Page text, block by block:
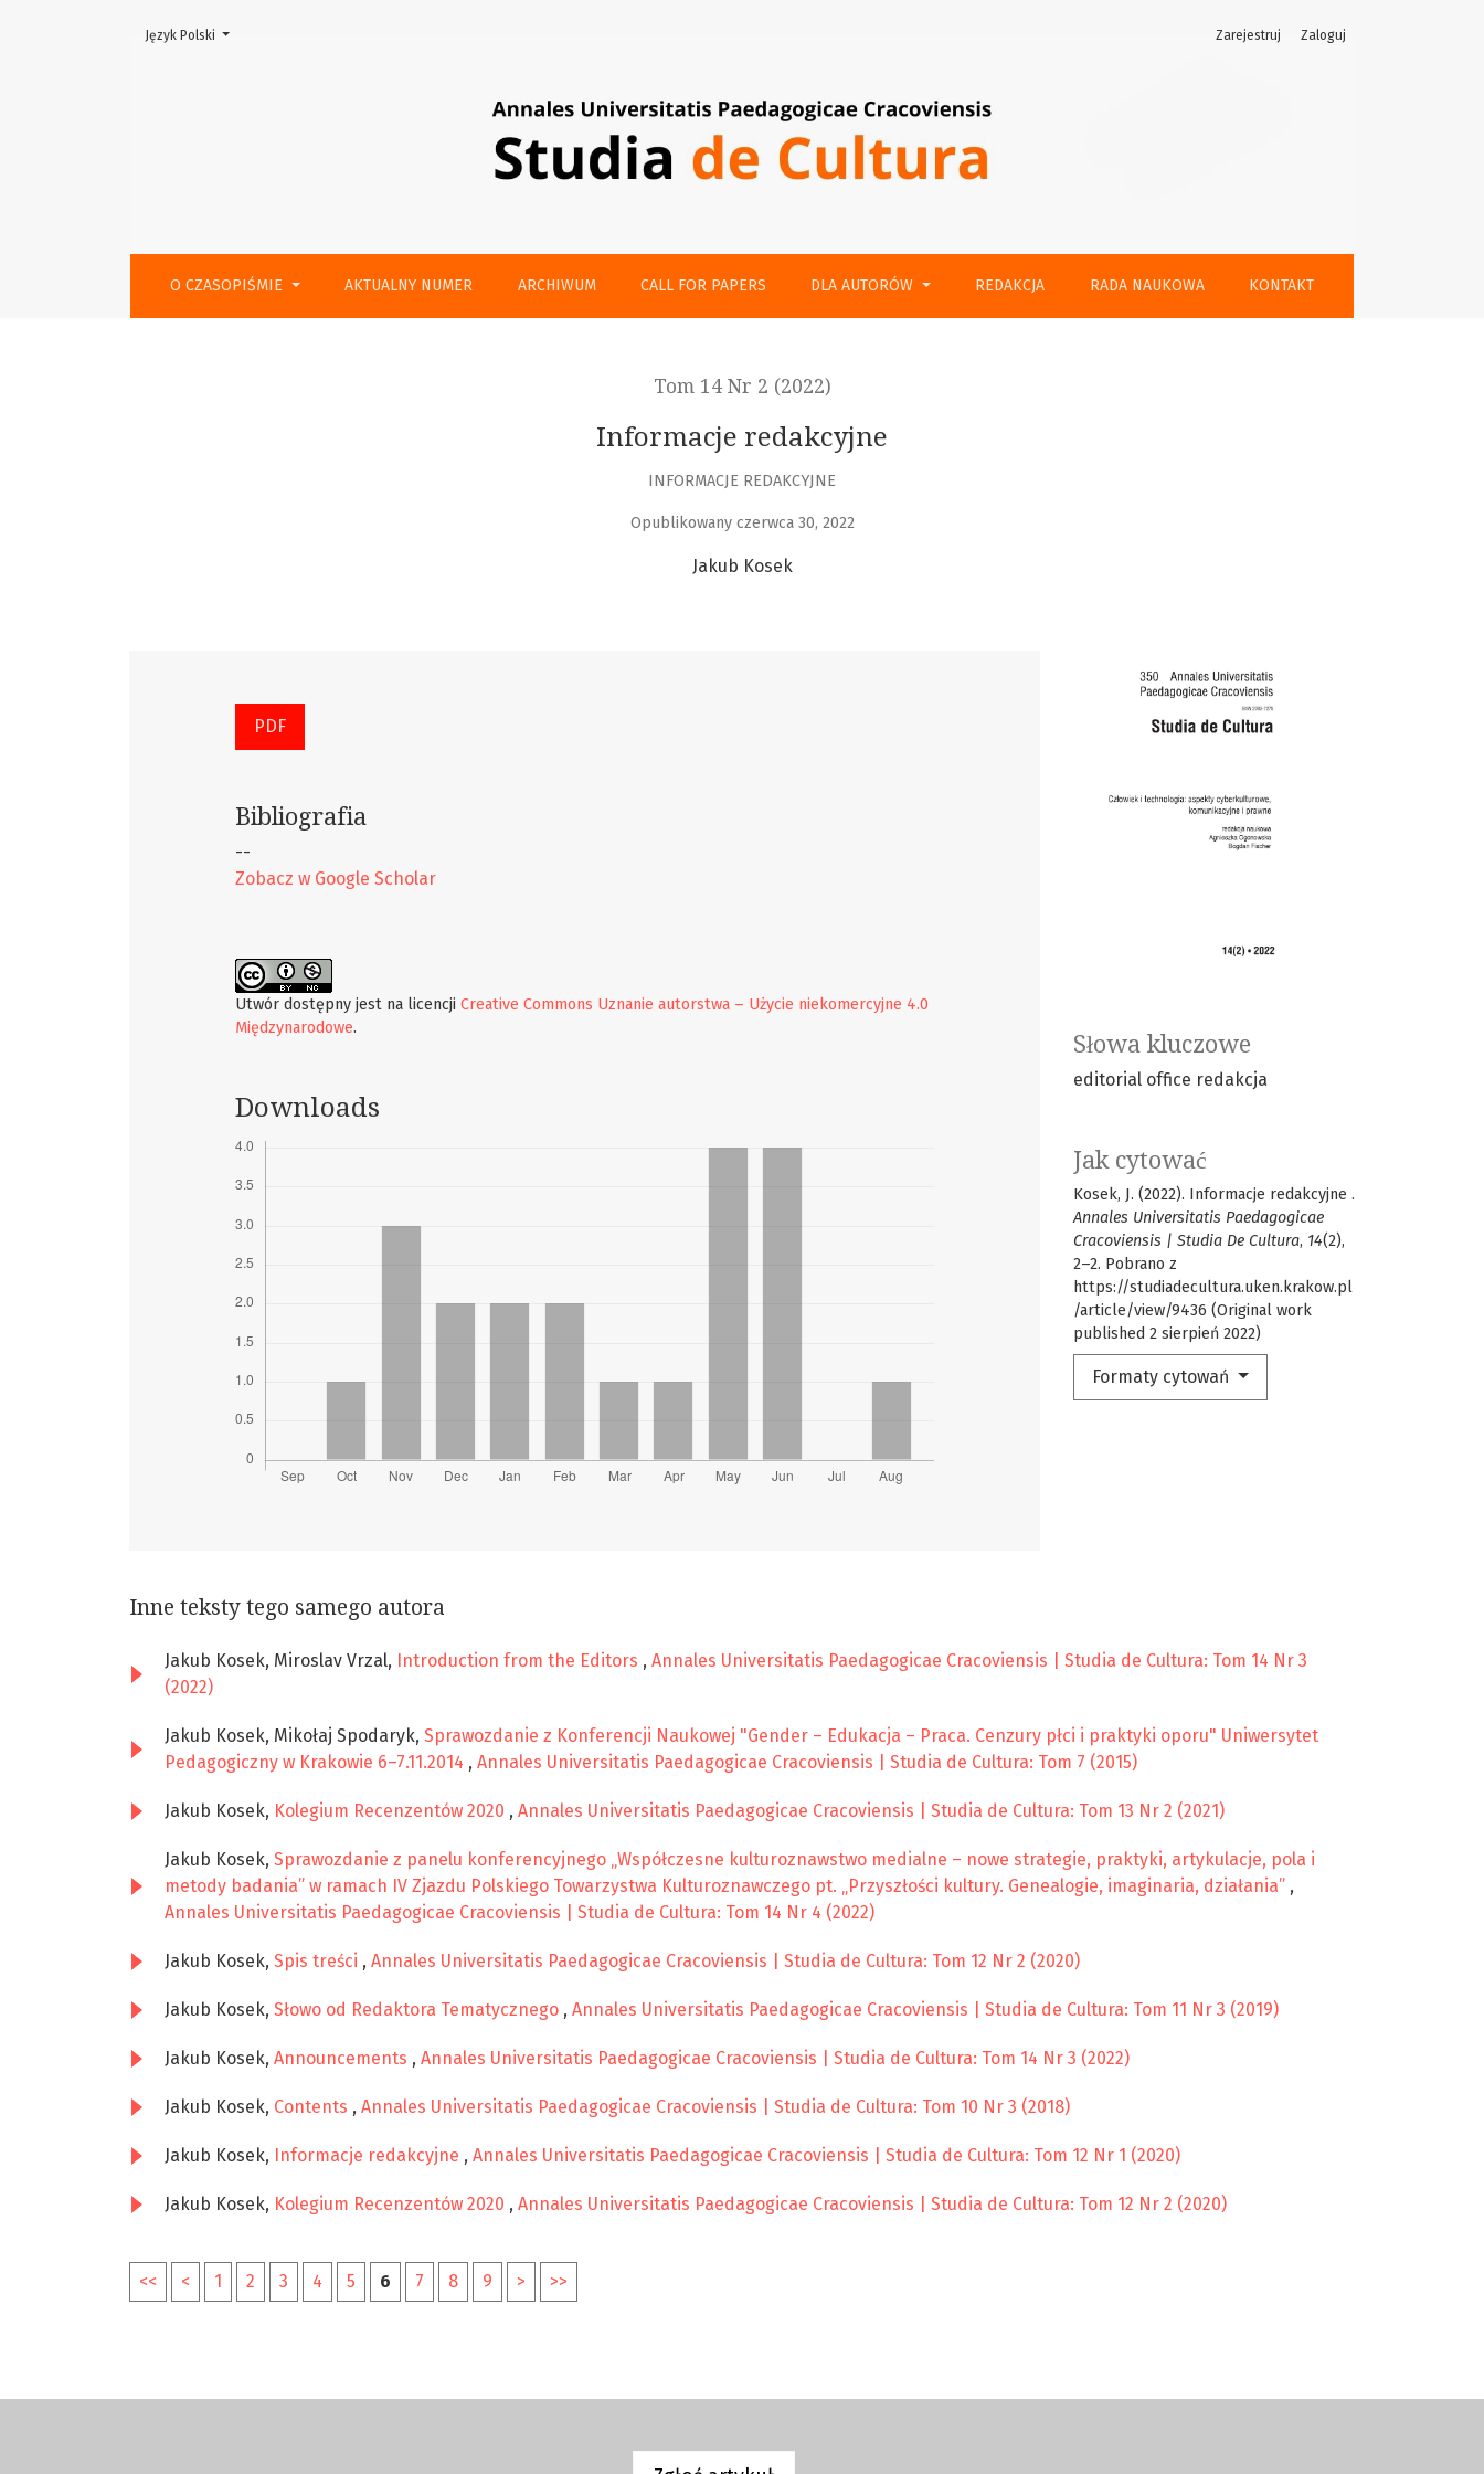
Informacje redakcyjne
O CZASOPIŚMIE AKTUALNY NUMER ARCHIWUM CALL FOR PAPERS DLA AUTORÓW REDAKCJA RADA NAUKOWA KONTAKT
Zarejestruj Zaloguj
Zmień język, obecnie wybrany to:
Język Polski
Tom 14 Nr 2 (2022)
Informacje redakcyjne
INFORMACJE REDAKCYJNE
Opublikowany czerwca 30, 2022
Jakub Kosek
Słowa kluczowe
editorial office redakcja
Jak cytować
Kosek, J. (2022). Informacje redakcyjne .
Annales Universitatis Paedagogicae
Cracoviensis | Studia De Cultura, 14(2),
2–2. Pobrano z
https://studiadecultura.uken.krakow.pl
/article/view/9436 (Original work
published 2 sierpień 2022)
Formaty cytowań
PDF
Bibliografia
--
Zobacz w Google Scholar
Utwór dostępny jest na licencji Creative Commons Uznanie autorstwa – Użycie niekomercyjne 4.0
Międzynarodowe.
Downloads
Inne teksty tego samego autora
Jakub Kosek, Miroslav Vrzal, Introduction from the Editors , Annales Universitatis Paedagogicae Cracoviensis | Studia de Cultura: Tom 14 Nr 3
(2022)
Jakub Kosek, Mikołaj Spodaryk, Sprawozdanie z Konferencji Naukowej "Gender – Edukacja – Praca. Cenzury płci i praktyki oporu" Uniwersytet
Pedagogiczny w Krakowie 6–7.11.2014 , Annales Universitatis Paedagogicae Cracoviensis | Studia de Cultura: Tom 7 (2015)
Jakub Kosek, Kolegium Recenzentów 2020 , Annales Universitatis Paedagogicae Cracoviensis | Studia de Cultura: Tom 13 Nr 2 (2021)
Jakub Kosek, Sprawozdanie z panelu konferencyjnego „Współczesne kulturoznawstwo medialne – nowe strategie, praktyki, artykulacje, pola i
metody badania” w ramach IV Zjazdu Polskiego Towarzystwa Kulturoznawczego pt. „Przyszłości kultury. Genealogie, imaginaria, działania” ,
Annales Universitatis Paedagogicae Cracoviensis | Studia de Cultura: Tom 14 Nr 4 (2022)
Jakub Kosek, Spis treści , Annales Universitatis Paedagogicae Cracoviensis | Studia de Cultura: Tom 12 Nr 2 (2020)
Jakub Kosek, Słowo od Redaktora Tematycznego , Annales Universitatis Paedagogicae Cracoviensis | Studia de Cultura: Tom 11 Nr 3 (2019)
Jakub Kosek, Announcements , Annales Universitatis Paedagogicae Cracoviensis | Studia de Cultura: Tom 14 Nr 3 (2022)
Jakub Kosek, Contents , Annales Universitatis Paedagogicae Cracoviensis | Studia de Cultura: Tom 10 Nr 3 (2018)
Jakub Kosek, Informacje redakcyjne , Annales Universitatis Paedagogicae Cracoviensis | Studia de Cultura: Tom 12 Nr 1 (2020)
Jakub Kosek, Kolegium Recenzentów 2020 , Annales Universitatis Paedagogicae Cracoviensis | Studia de Cultura: Tom 12 Nr 2 (2020)
<< < 1 2 3 4 5 6 7 8 9 > >>